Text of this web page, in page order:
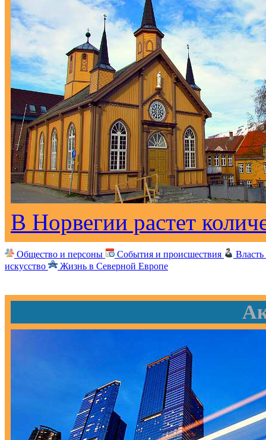
В Норвегии растет
Общество и персоны События и происшествия
искусство
Жизнь в Северной Европе